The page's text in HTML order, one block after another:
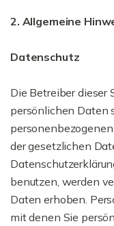
2. Allgemeine
Datenschutz
Die Betreiber dieser
persönlichen Daten
der gesetzlichen
benutzen, werden
Daten erhoben.
mit denen Sie